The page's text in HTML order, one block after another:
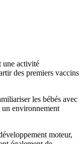
une activité
des premiers vaccins
les bébés avec
un environnement
moteur,